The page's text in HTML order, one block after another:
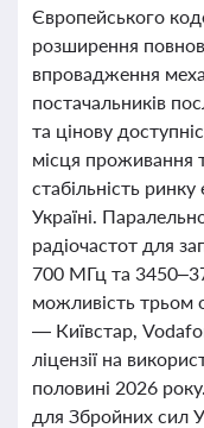
Європейського
розширення
впровадження
постачальників
та цінову
місця проживання
стабільність
Україні.
радіочастот для
700 МГц та
можливість трьом
— Київстар,
ліцензії на
половині 2026
для Збройних сил